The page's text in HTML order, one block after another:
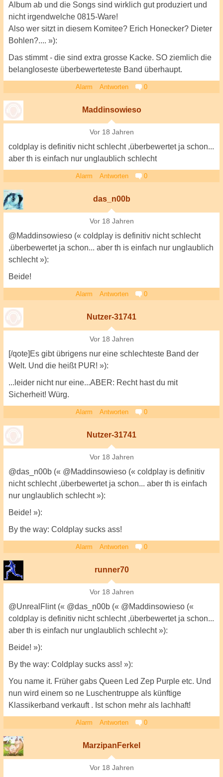
Album ab und die Songs sind wirklich gut produziert und
nicht irgendwelche 0815-Ware!
Also wer sitzt in diesem Komitee? Erich Honecker? Dieter
Bohlen?.... »):
Das stimmt - die sind extra grosse Kacke. SO ziemlich die
belangloseste überbewerteteste Band überhaupt.
Alarm Antworten 0
Maddinsowieso
Vor 18 Jahren
coldplay is definitiv nicht schlecht ,überbewertet ja schon...
aber th is einfach nur unglaublich schlecht
Alarm Antworten 0
das_n00b
Vor 18 Jahren
@Maddinsowieso (« coldplay is definitiv nicht schlecht
,überbewertet ja schon... aber th is einfach nur unglaublich
schlecht »):
Beide!
Alarm Antworten 0
Nutzer-31741
Vor 18 Jahren
[/qote]Es gibt übrigens nur eine schlechteste Band der
Welt. Und die heißt PUR! »):
...leider nicht nur eine...ABER: Recht hast du mit
Sicherheit! Würg.
Alarm Antworten 0
Nutzer-31741
Vor 18 Jahren
@das_n00b (« @Maddinsowieso (« coldplay is definitiv
nicht schlecht ,überbewertet ja schon... aber th is einfach
nur unglaublich schlecht »):
Beide! »):
By the way: Coldplay sucks ass!
Alarm Antworten 0
runner70
Vor 18 Jahren
@UnrealFlint (« @das_n00b (« @Maddinsowieso («
coldplay is definitiv nicht schlecht ,überbewertet ja schon...
aber th is einfach nur unglaublich schlecht »):
Beide! »):
By the way: Coldplay sucks ass! »):
You name it. Früher gabs Queen Led Zep Purple etc. Und
nun wird einem so ne Luschentruppe als künftige
Klassikerband verkauft . Ist schon mehr als lachhaft!
Alarm Antworten 0
MarzipanFerkel
Vor 18 Jahren